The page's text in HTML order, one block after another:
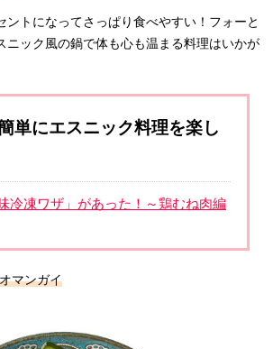
ントになってさっぱり食べやすい！フォーと
ニック風の鍋で体も心も温まる料理はいかが
単にエスニック料理を楽し
冷凍ワザ」があった！～鶏むね肉編
マンガイ